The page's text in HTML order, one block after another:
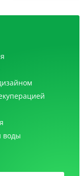
воды